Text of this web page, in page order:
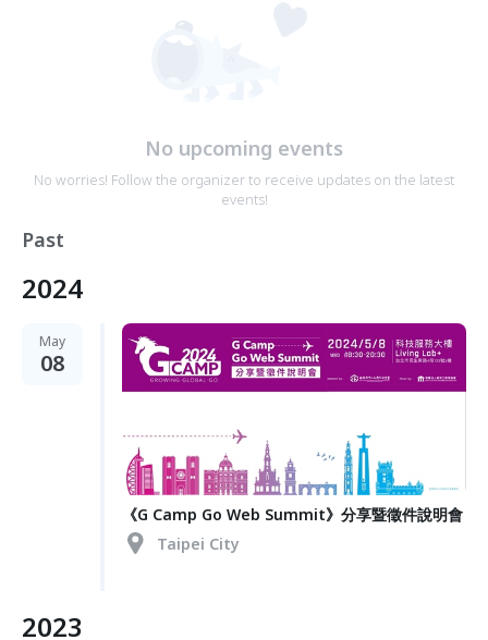
No upcoming events
No worries! Follow the organizer to receive updates on the latest
events!
Past
2024
May
08
《G Camp Go Web Summit》分享暨徵件說明會
Taipei City
2023